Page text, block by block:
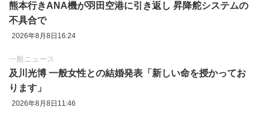
熊本行きANA機が羽田空港に引き返し 昇降舵システムの
不具合で
2026年8月8日16:24
一般ニュース
及川光博 一般女性との結婚発表「新しい命を授かってお
ります」
2026年8月8日11:46